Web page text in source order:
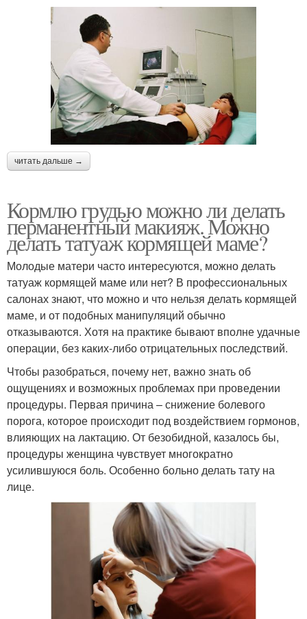
читать дальше →
Кормлю грудью можно ли делать
перманентный макияж. Можно
делать татуаж кормящей маме?
Молодые матери часто интересуются, можно делать
татуаж кормящей маме или нет? В профессиональных
салонах знают, что можно и что нельзя делать кормящей
маме, и от подобных манипуляций обычно
отказываются. Хотя на практике бывают вполне удачные
операции, без каких-либо отрицательных последствий.
Чтобы разобраться, почему нет, важно знать об
ощущениях и возможных проблемах при проведении
процедуры. Первая причина – снижение болевого
порога, которое происходит под воздействием гормонов,
влияющих на лактацию. От безобидной, казалось бы,
процедуры женщина чувствует многократно
усилившуюся боль. Особенно больно делать тату на
лице.